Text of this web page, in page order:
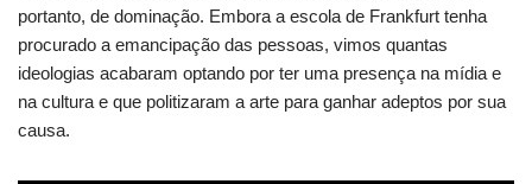
portanto, de dominação. Embora a escola de Frankfurt tenha
procurado a emancipação das pessoas, vimos quantas
ideologias acabaram optando por ter uma presença na mídia e
na cultura e que politizaram a arte para ganhar adeptos por sua
causa.